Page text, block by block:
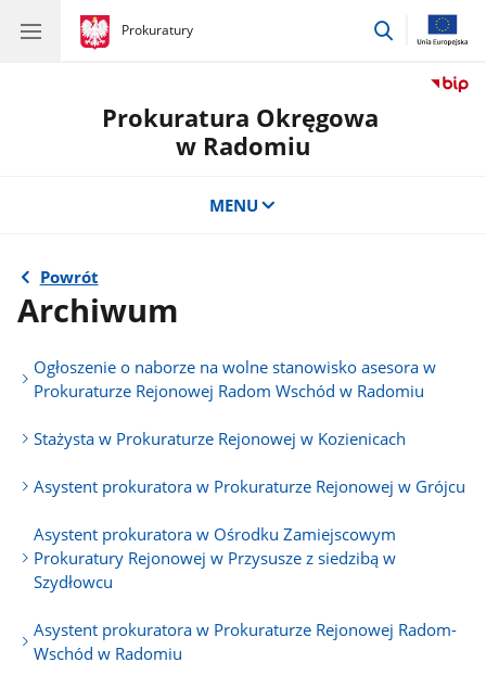
gov.pl
Prokuratury
gov.pl
Prokuratury
przejdź
Prokuratura Okręgowa
w Radomiu
MENU
Powrót
Archiwum
Ogłoszenie o naborze na wolne stanowisko asesora w
Prokuraturze Rejonowej Radom Wschód w Radomiu
Stażysta w Prokuraturze Rejonowej w Kozienicach
Asystent prokuratora w Prokuraturze Rejonowej w Grójcu
Asystent prokuratora w Ośrodku Zamiejscowym
Prokuratury Rejonowej w Przysusze z siedzibą w
Szydłowcu
Asystent prokuratora w Prokuraturze Rejonowej Radom-
Wschód w Radomiu